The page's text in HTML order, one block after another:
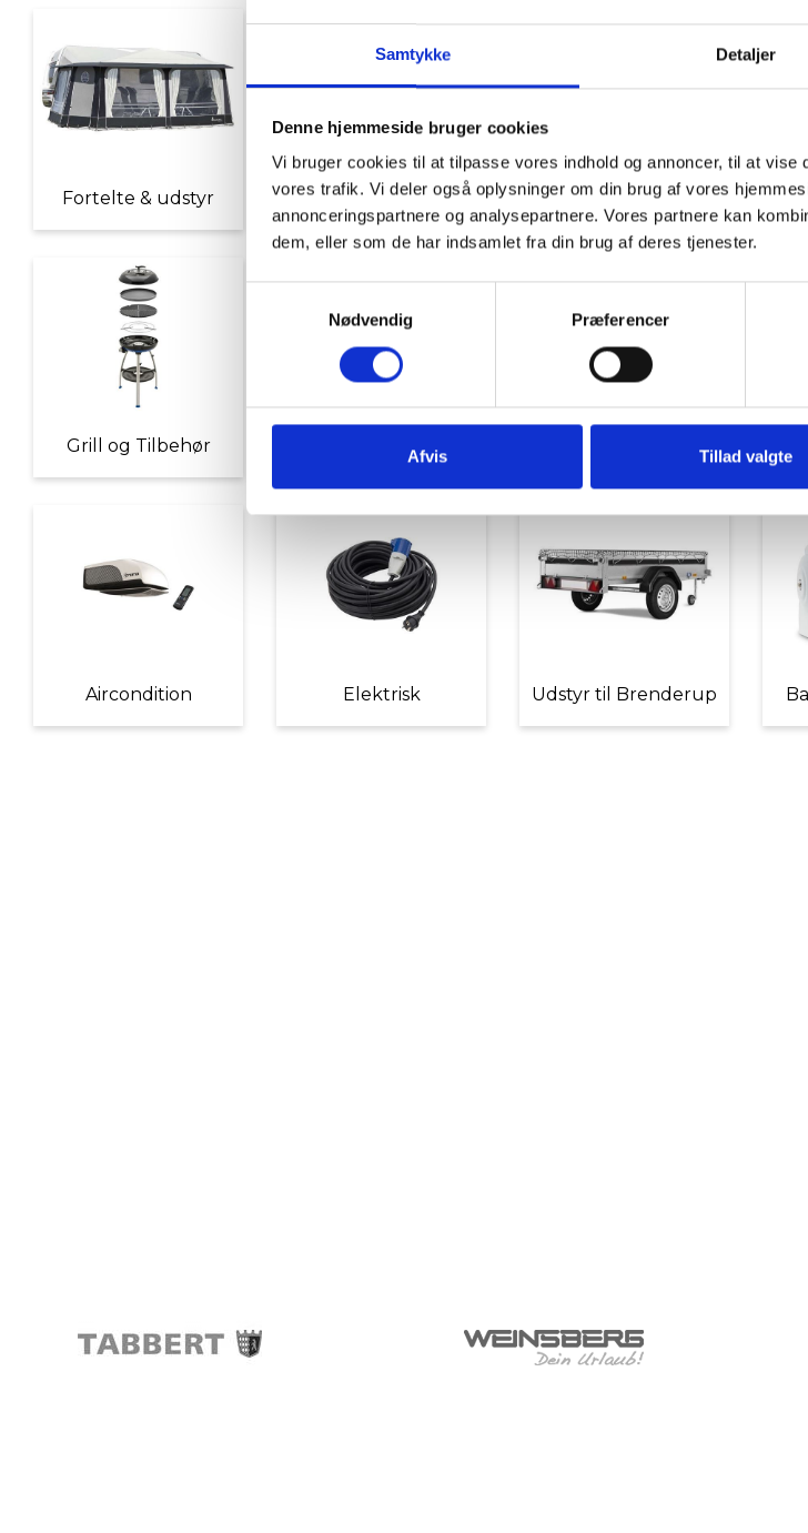
Samtykke Detaljer
Denne hjemmeside bruger cookies
Vi bruger cookies til at tilpasse vores indhold og annoncer, til at
vores trafik. Vi deler også oplysninger om din brug af vores
annonceringspartnere og analysepartnere. Vores partnere kan
dem, eller som de har indsamlet fra din brug af deres tjenester.
Nødvendig
Præferencer
Afvis Tillad valgte
Fortelte & udstyr Nyheder Tilbud
Grill og Tilbehør Indvendigt Udstyr Udvendigt Udstyr
Aircondition Elektrisk Udstyr til Brenderup